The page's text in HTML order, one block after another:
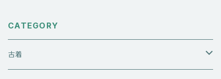
CATEGORY
古着